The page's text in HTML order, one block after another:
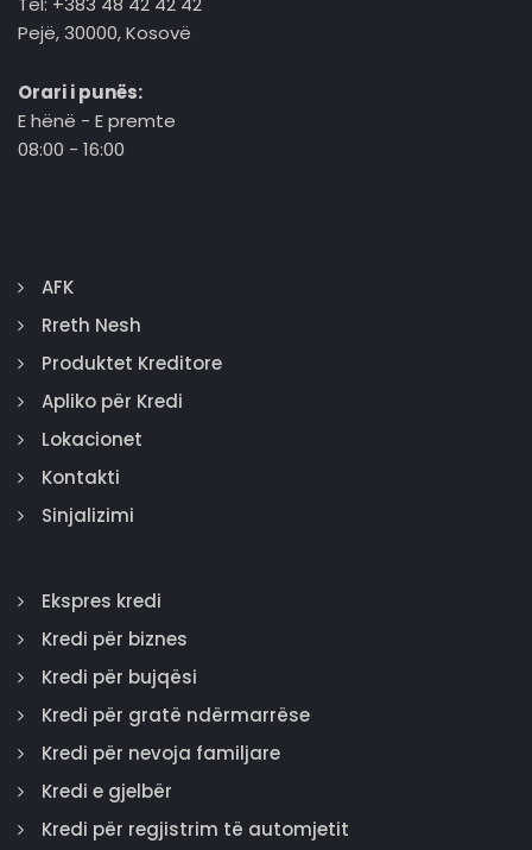
Pejë, 30000, Kosovë
Orari i punës:
E hënë - E premte
08:00 - 16:00
AFK
Rreth Nesh
Produktet Kreditore
Apliko për Kredi
Lokacionet
Kontakti
Sinjalizimi
Ekspres kredi
Kredi për biznes
Kredi për bujqësi
Kredi për gratë ndërmarrëse
Kredi për nevoja familjare
Kredi e gjelbër
Kredi për regjistrim të automjetit